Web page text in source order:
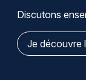
Discutons
Je découvre